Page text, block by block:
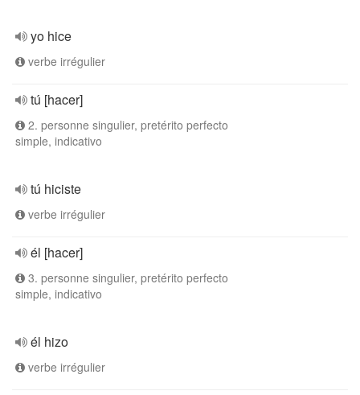
yo hice
verbe irrégulier
tú [hacer]
2. personne singulier, pretérito perfecto
simple, indicativo
tú hiciste
verbe irrégulier
él [hacer]
3. personne singulier, pretérito perfecto
simple, indicativo
él hizo
verbe irrégulier